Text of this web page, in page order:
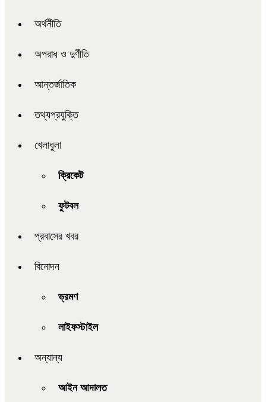
অর্থনীতি
অপরাধ ও দুর্ণীতি
আন্তর্জাতিক
তথ্যপ্রযুক্তি
খেলাধুলা
ক্রিকেট
ফুটবল
প্রবাসের খবর
বিনোদন
ভ্রমণ
লাইফস্টাইল
অন্যান্য
আইন আদালত